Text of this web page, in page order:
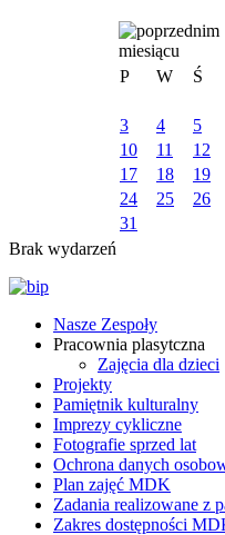
P
W Ś
3
4 5
10
11 12
17
18 19
24
25 26
31
Brak wydarzeń
Nasze Zespoły
Pracownia plasytczna
Zajęcia dla dzieci
Projekty
Pamiętnik kulturalny
Imprezy cykliczne
Fotografie sprzed lat
Ochrona danych
Plan zajęć MDK
Zadania realizowane z
Zakres dostępności